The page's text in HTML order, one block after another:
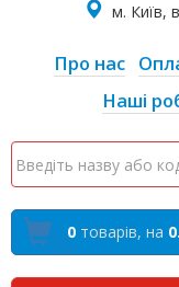
м. Київ,
Про нас
Наші
0 товарів, на